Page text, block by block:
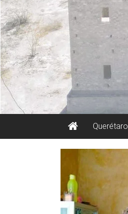
Querétaro